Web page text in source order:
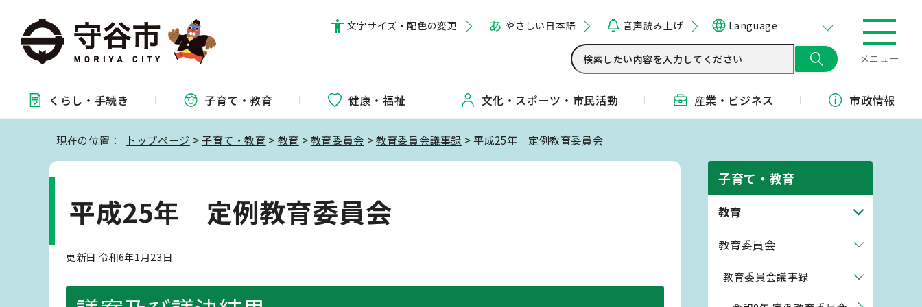
文字サイズ・配色の変更 やさしい日本語 音声読み上げ Language
メニュー
くらし・ 手続き 子育て・教育 健康・福祉 文化・ スポーツ・ 市民活動 産業・ ビジネス 市政情報
現在の位置： トップページ >子育て・教育 > 教育 >教育委員会 >教育委員会議事録 > 平成25年 定例教育委員会
平成25年 定例教育委員会
更新日 令和6年1月23日
子育て・教育
教育
教育委員会
教育委員会議事録